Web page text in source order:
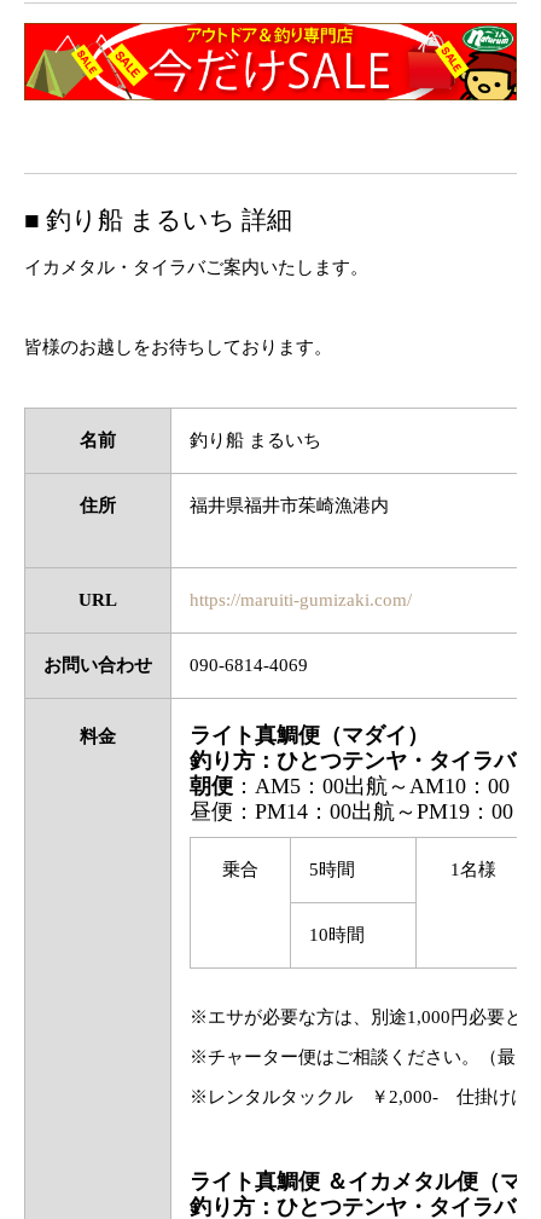
■ 釣り船 まるいち 詳細
イカメタル・タイラバご案内いたします。
皆様のお越しをお待ちしております。
名前 釣り船 まるいち
住所 福井県福井市茱崎漁港内
URL https://maruiti-gumizaki.com/
お問い合わせ 090-6814-4069
料金
ライト真鯛便（マダイ）
釣り方：ひとつテンヤ・タイラバ
朝便 ：AM5：00出航～AM10：00
昼便：PM14：00出航～PM19：00
乗合 5時間 1名様
10時間
※エサが必要な方は、別途1,000円必要と
※チャーター便はご相談ください。（最大
※レンタルタックル ￥2,000- 仕掛けは
ライト真鯛便 ＆イカメタル便（マ
釣り方：ひとつテンヤ・タイラバ